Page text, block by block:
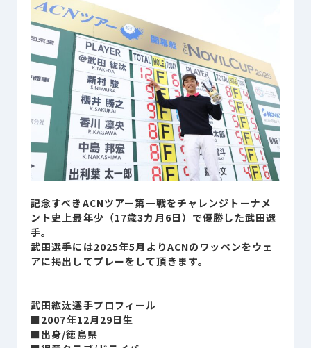
© ACN Inc.
記念すべきACNツアー第一戦をチャレンジトーナメ
ント史上最年少（17歳3カ月6日）で優勝した武田選
手。
武田選手には2025年5月よりACNのワッペンをウェ
アに掲出してプレーをして頂きます。
武田紘汰選手プロフィール
■2007年12月29日生
■出身/徳島県